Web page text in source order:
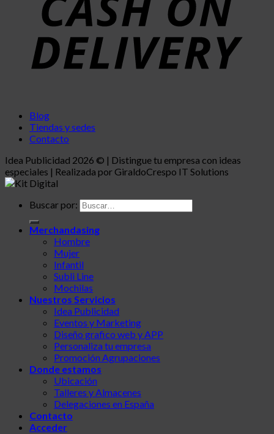
Blog
Tiendas y sedes
Contacto
Idea Publicidad 2026 © | Distingue tu empresa con ideas
especiales | Realizada por GiraldoCrespo IT Solutions
Buscar por:
Merchandasing
Hombre
Mujer
Infantil
Subli Line
Mochilas
Nuestros Servicios
Idea Publicidad
Eventos y Marketing
Diseño grafico web y APP
Personaliza tu empresa
Promoción Agrupaciones
Donde estamos
Ubicación
Talleres y Almacenes
Delegaciones en España
Contacto
Acceder